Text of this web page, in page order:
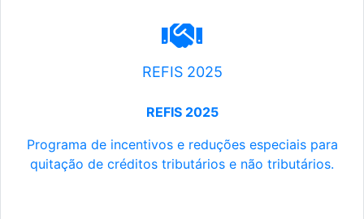
REFIS 2025
REFIS 2025
Programa de incentivos e reduções especiais para
quitação de créditos tributários e não tributários.